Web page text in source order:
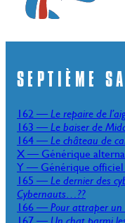
SEPTIÈME
162 —Le repaire de
163 —Le baiser de
164 —Le château de
X — Générique
Y — Générique officiel
165 —Le dernier des
Cybernauts…??
166 —Pour attraper